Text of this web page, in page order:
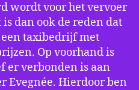
wordt voor het vervoer
dan ook de reden dat
taxibedrijf met
Op voorhand is
verbonden is aan
Evegnée. Hierdoor ben